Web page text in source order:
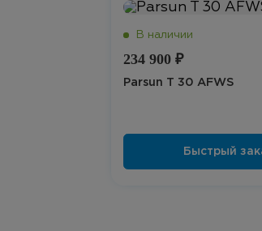
234 900 ₽
Parsun T 30 AFWS